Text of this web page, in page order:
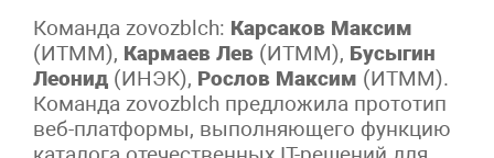
Команда zovozblch: Карсаков Максим
(ИТММ), Кармаев Лев (ИТММ), Бусыгин
Леонид (ИНЭК), Рослов Максим (ИТММ).
Команда zovozblch предложила прототип
веб-платформы, выполняющего функцию